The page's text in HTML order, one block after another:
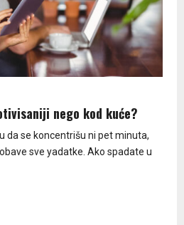
nego kod kuće?
da se koncentrišu ni pet minuta,
sve yadatke. Ako spadate u